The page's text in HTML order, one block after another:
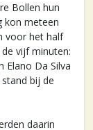
Bollen hun
kon meteen
voor het half
vijf minuten:
Elano Da Silva
bij de
daarin